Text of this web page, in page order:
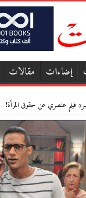
إضاءات مقالات
فيلم عنصري عن حقوق المرأة!